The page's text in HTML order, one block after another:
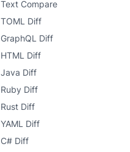
Text Compare
TOML Diff
GraphQL Diff
HTML Diff
Java Diff
Ruby Diff
Rust Diff
YAML Diff
C# Diff